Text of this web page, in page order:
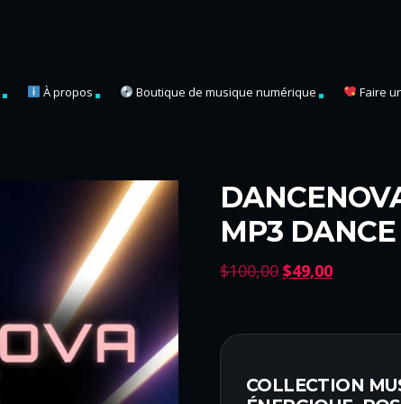
À propos Boutique de musique numérique Faire
MP3
$100,00 L
r
x
i
$49,00L
r
x
a
COLLECTION